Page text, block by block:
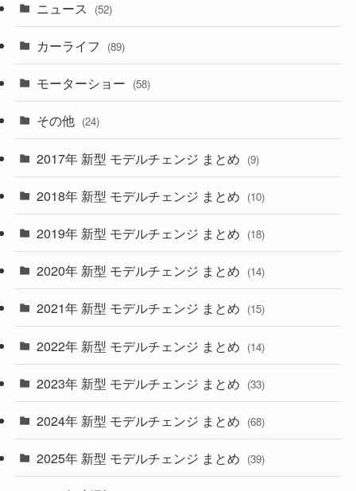
(43)
(6)
(9)
(4)
(30)
(27)
(28)
(27)
(26)
(33)
(10)
(35)
(10)
(9)
(22)
(4)
(9)
(4)
ニュース (52)
カーライフ (89)
モーターショー (58)
その他 (24)
2017年 新型 モデルチェンジ まとめ (9)
2018年 新型 モデルチェンジ まとめ (10)
2019年 新型 モデルチェンジ まとめ (18)
2020年 新型 モデルチェンジ まとめ (14)
2021年 新型 モデルチェンジ まとめ (15)
2022年 新型 モデルチェンジ まとめ (14)
2023年 新型 モデルチェンジ まとめ (33)
2024年 新型 モデルチェンジ まとめ (68)
2025年 新型 モデルチェンジ まとめ (39)